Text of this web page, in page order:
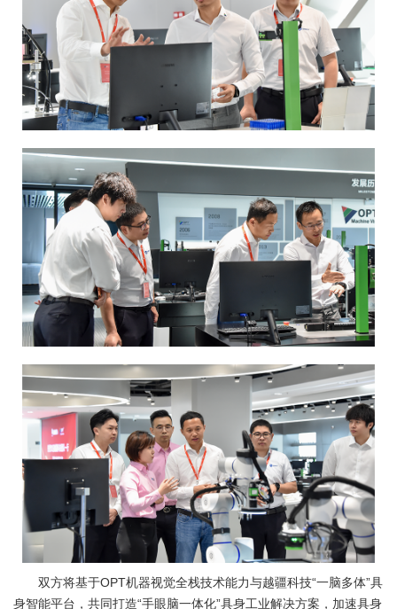
双方将基于OPT机器视觉全栈技术能力与越疆科技“一脑多体”具
身智能平台，共同打造“手眼脑一体化”具身工业解决方案，加速具身